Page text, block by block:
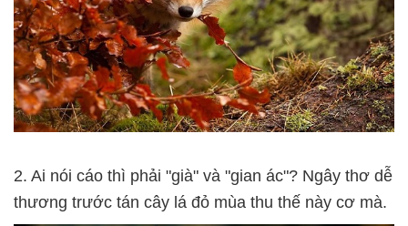
2. Ai nói cáo thì phải "già" và "gian ác"? Ngây thơ dễ
thương trước tán cây lá đỏ mùa thu thế này cơ mà.